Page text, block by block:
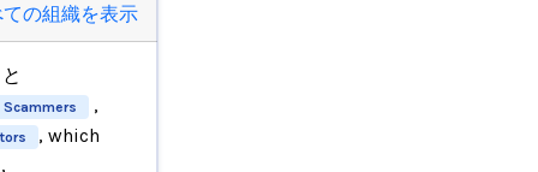
の組織を表示
と
Scammers ,
, which
,